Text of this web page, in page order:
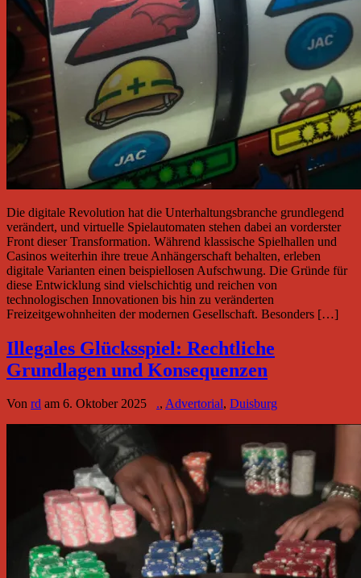
Die digitale Revolution hat die Unterhaltungsbranche grundlegend
verändert, und virtuelle Spielautomaten stehen dabei an vorderster
Front dieser Transformation. Während klassische Spielhallen und
Casinos weiterhin ihre treue Anhängerschaft behalten, erleben
digitale Varianten einen beispiellosen Aufschwung. Die Gründe für
diese Entwicklung sind vielschichtig und reichen von
technologischen Innovationen bis hin zu veränderten
Freizeitgewohnheiten der modernen Gesellschaft. Besonders […]
Illegales Glücksspiel: Rechtliche
Grundlagen und Konsequenzen
Von rd am 6. Oktober 2025 ., Advertorial, Duisburg